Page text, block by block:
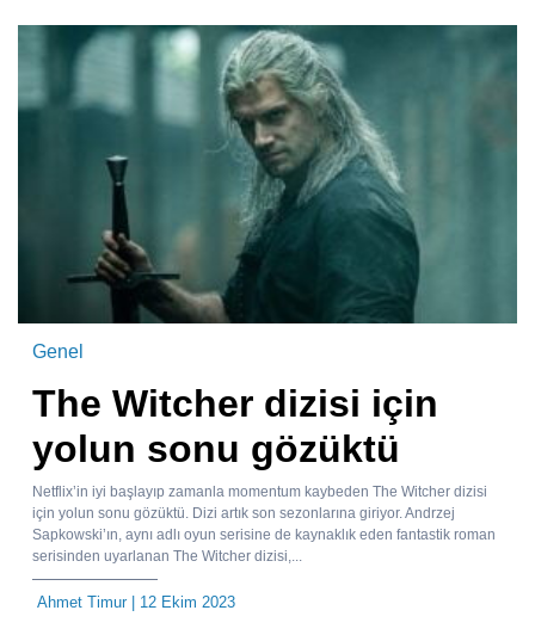
Genel
The Witcher dizisi için
yolun sonu gözüktü
Netflix’in iyi başlayıp zamanla momentum kaybeden The Witcher dizisi
için yolun sonu gözüktü. Dizi artık son sezonlarına giriyor. Andrzej
Sapkowski’ın, aynı adlı oyun serisine de kaynaklık eden fantastik roman
serisinden uyarlanan The Witcher dizisi,...
Ahmet Timur| 12 Ekim 2023